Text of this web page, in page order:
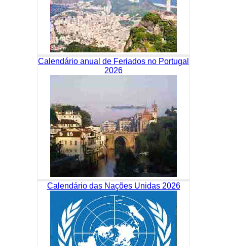
Calendário anual de Feriados no Portugal
2026
Calendário das Nações Unidas 2026